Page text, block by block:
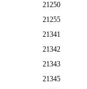
21250
21255
21341
21342
21343
21345